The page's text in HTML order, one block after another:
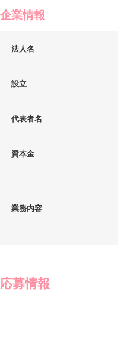
企業情報
法人名
設立
代表者名
資本金
業務内容
応募情報